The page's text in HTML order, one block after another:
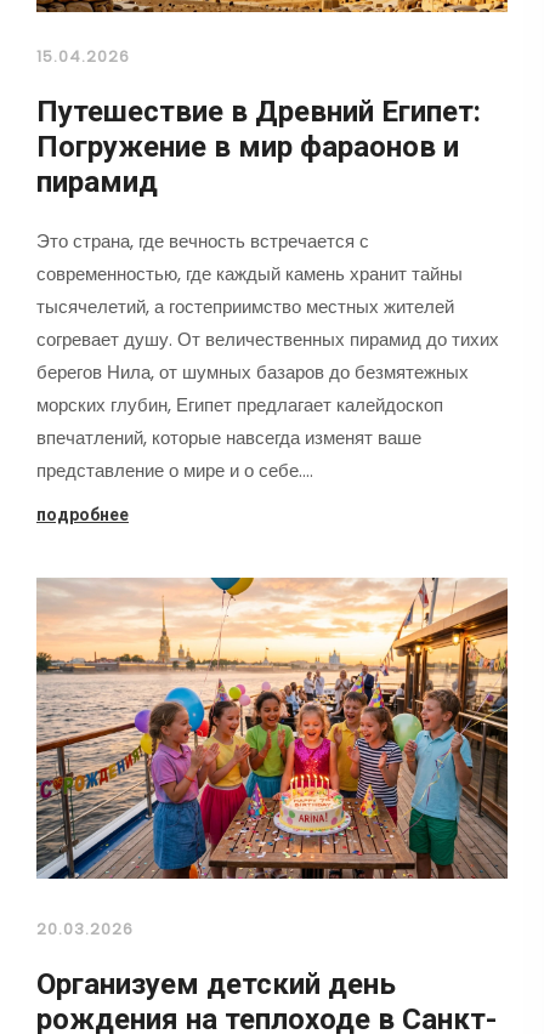
15.04.2026
Путешествие в Древний Египет:
Погружение в мир фараонов и
пирамид
Это страна, где вечность встречается с
современностью, где каждый камень хранит тайны
тысячелетий, а гостеприимство местных жителей
согревает душу. От величественных пирамид до тихих
берегов Нила, от шумных базаров до безмятежных
морских глубин, Египет предлагает калейдоскоп
впечатлений, которые навсегда изменят ваше
представление о мире и о себе.…
подробнее
20.03.2026
Организуем детский день
рождения на теплоходе в Санкт-